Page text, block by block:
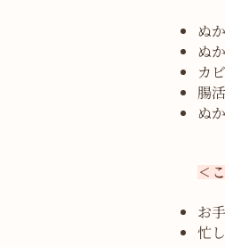
ぬ
ぬ
カ
腸
ぬ
＜
お
忙